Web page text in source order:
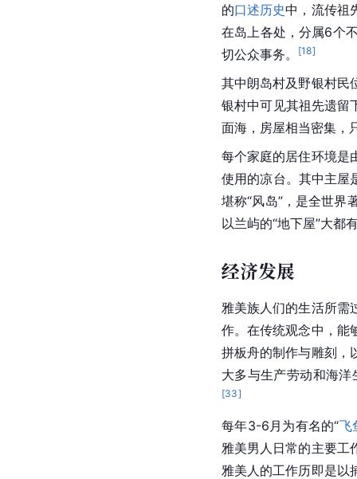
的口述历史中，流传祖
在岛上各处，分属6个
切公众事务。
[18]
其中朗岛村及野银村民
银村中可见其祖先遗留
面海，房屋相当密集，
每个家庭的居住环境是
使用的凉台。其中主屋
堪称“风岛”，是全世界
以兰屿的“地下屋”大都
经济发展
雅美族人们的生活所需
作。在传统观念中，能
拼板舟的制作与雕刻，
大多与生产劳动和海
[33]
每年3-6月为有名的“飞
雅美男人日常的主要工
雅美人的工作历即是以